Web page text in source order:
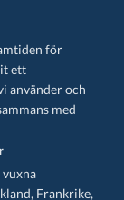
för
ett
använder och
med
Frankrike,